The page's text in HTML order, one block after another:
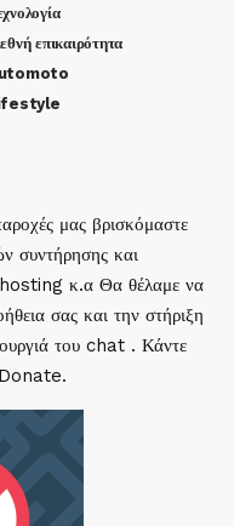
επικαιρότητα
μας βρισκόμαστε
συντήρησης και
hosting κ.α Θα θέλαμε να
σας και την στήριξη
του chat . Κάντε
Donate.